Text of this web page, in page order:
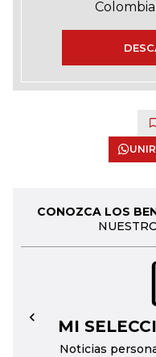
CONOZCA LOS
MI
Noticias
←